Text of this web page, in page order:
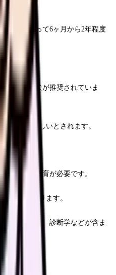
の数によって6ヶ月から2年程度
の実務経験が推奨されていま
とが望ましいとされます。
な大学院教育が必要です。
ことになります。
、臨床推論、診断学などが含ま